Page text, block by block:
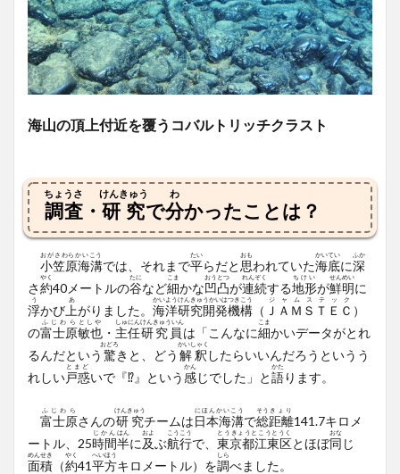
海山の頂上付近を覆うコバルトリッチクラスト
調査
ちょうさ
・ 研究
けんきゅう
で分
わ
かったことは？
小笠原海溝
おがさわらかいこう
では、それまで平
たい
らだと 思
おも
われていた海底
かいてい
に深
ふか
さ約
やく
40メートルの谷
たに
など細
こま
かな凹凸
おうとつ
が連続
れんぞく
する地形
ちけい
が鮮明
せんめい
に
浮
う
かび 上
あ
がりました。 海洋研究開発機構
かいようけんきゅうかいはつきこう
（ ＪＡＭＳＴＥＣ
ジャムステック
）
の富士原
ふじわら
敏也
としや
・ 主任
しゅにん
研究員
けんきゅういん
は「こんなに細
こま
かいデータがとれ
るんだという 驚
おどろ
きと、どう 解釈
かいしゃく
したらいいんだろうというう
れしい戸惑
とまど
いで『⁉』という感
かん
じでした」と語
かた
ります。
富士原
ふじわら
さんの研究
けんきゅう
チームは日本海溝
にほんかいこう
で総
そう
距離
きょり
141.7キロメ
ートル、25時間
じかん
半
はん
に及
およ
ぶ航行
こうこう
で、 東京都江東区
とうきょうとこうとうく
とほぼ同
おな
じ
面積
めんせき
（約
やく
41平方
へいほう
キロメートル）を調
しら
べました。